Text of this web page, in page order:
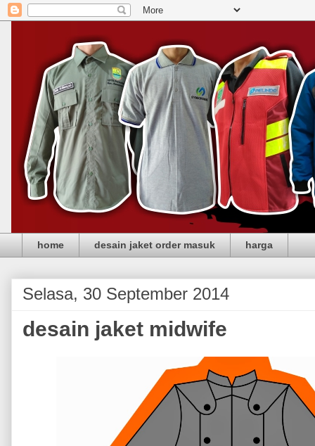
home desain jaket order masuk harga
Selasa, 30 September 2014
desain jaket midwife